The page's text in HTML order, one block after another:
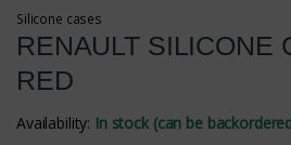
Silicone cases
RENAULT SILICONE
RED
Availability: In stock (can be